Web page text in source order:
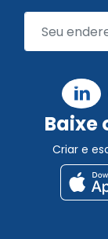
Baixe
Criar e